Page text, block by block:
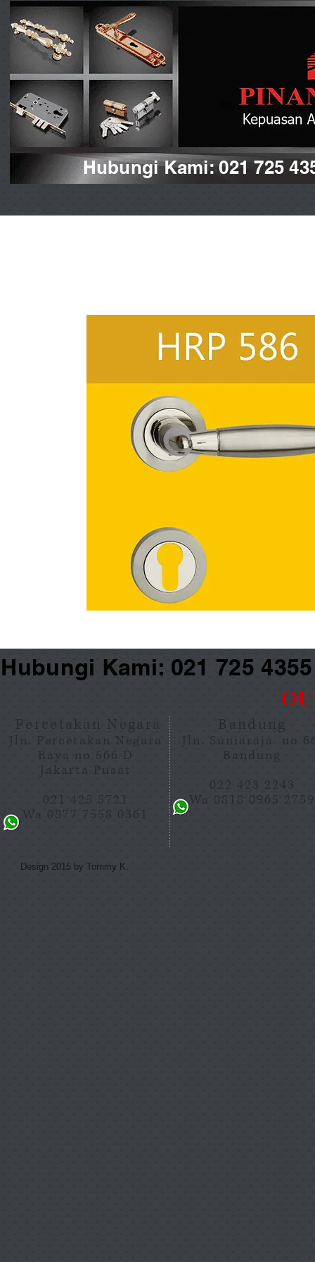
Hubungi Kami: 021 725
Kami: 021 725
Percetakan Negara
Jln. Percetakan Negara
Raya no 566 D
Jakarta Pusat
021 425 5721
Wa 0877 7558 0361
Bandung
Jln. Suniaraja no
Bandung
022 423 2243
Wa 0818 0965 2759
Design 2015 by Tommy K.